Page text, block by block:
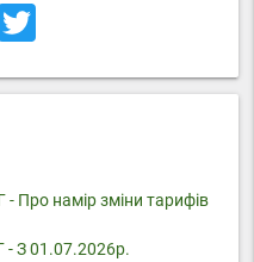
Про намір зміни тарифів
З 01.07.2026р.